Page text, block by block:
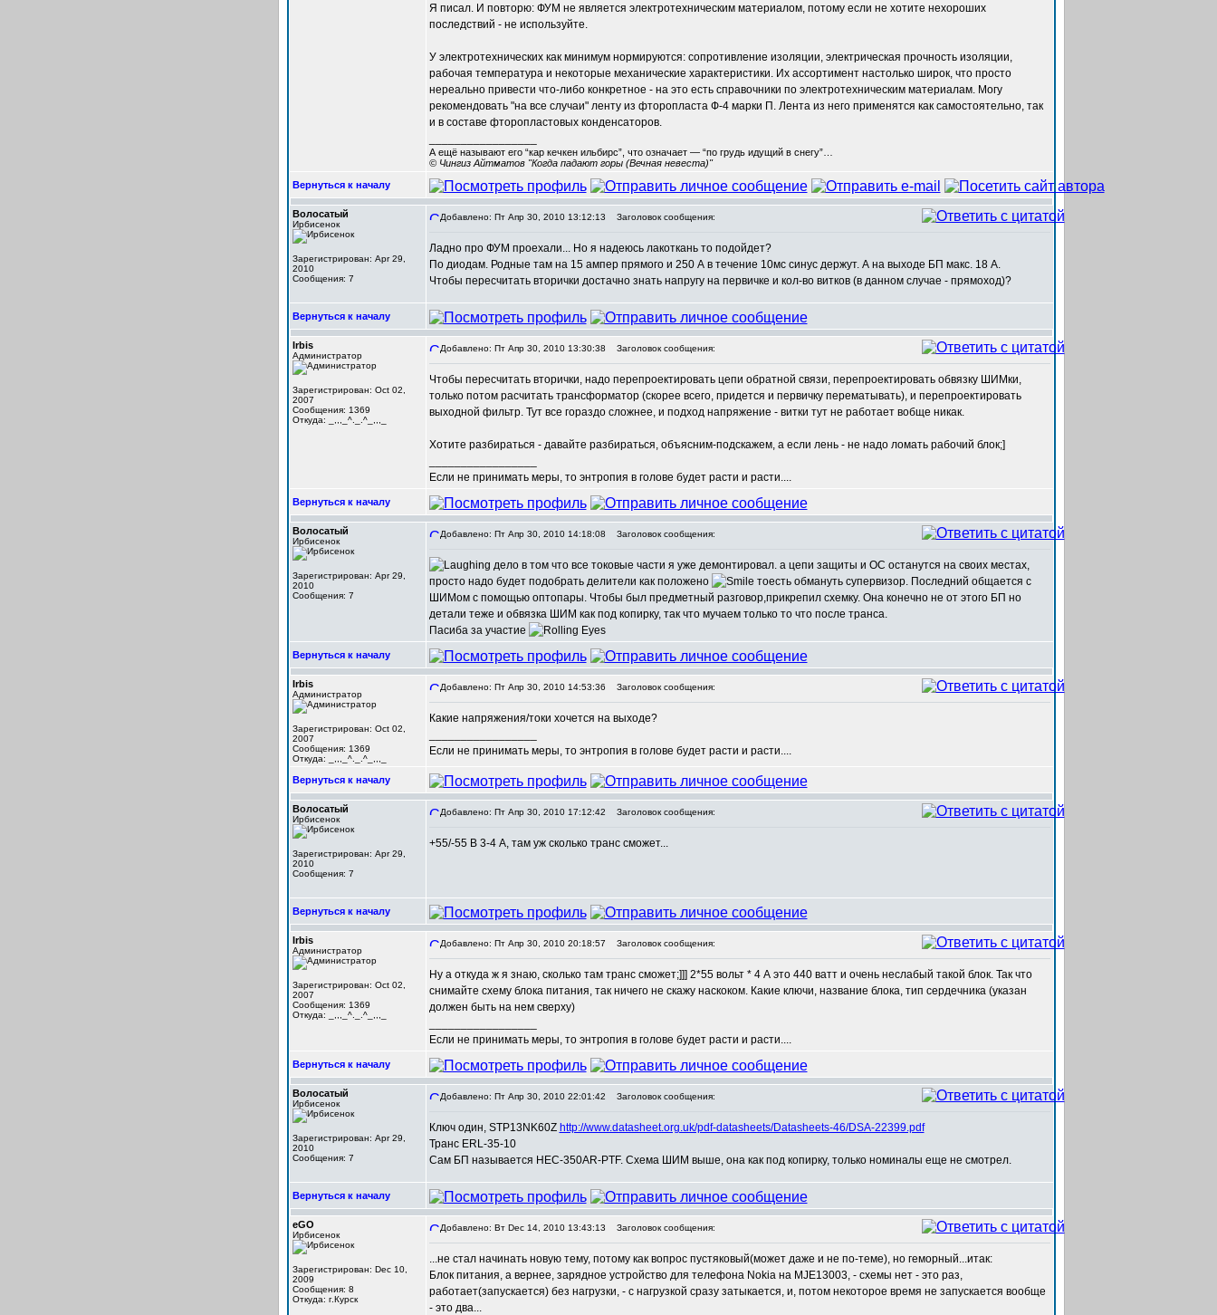
Я писал. И повторю: ФУМ не является электротехническим материалом, потому если не хотите нехороших
последствий - не используйте.
У электротехнических как минимум нормируются: сопротивление изоляции, электрическая прочность изоляции,
рабочая температура и некоторые механические характеристики. Их ассортимент настолько широк, что просто
нереально привести что-либо конкретное - на это есть справочники по электротехническим материалам. Могу
рекомендовать "на все случаи" ленту из фторопласта Ф-4 марки П. Лента из него применятся как самостоятельно, так
и в составе фторопластовых конденсаторов.
А ещё называют его “кар кечкен ильбирс”, что означает — “по грудь идущий в снегу”…
© Чингиз Айтматов "Когда падают горы (Вечная невеста)"
Вернуться к началу
Волосатый
Ирбисенок
Зарегистрирован: Apr 29,
2010
Сообщения: 7
Добавлено: Пт Апр 30, 2010 13:12:13 Заголовок сообщения:
Ладно про ФУМ проехали... Но я надеюсь лакоткань то подойдет?
По диодам. Родные там на 15 ампер прямого и 250 А в течение 10мс синус держут. А на выходе БП макс. 18 А.
Чтобы пересчитать вторички достачно знать напругу на первичке и кол-во витков (в данном случае - прямоход)?
Вернуться к началу
Irbis
Администратор
Зарегистрирован: Oct 02,
2007
Сообщения: 1369
Откуда: _,,,_^._.^_,,,_
Добавлено: Пт Апр 30, 2010 13:30:38 Заголовок сообщения:
Чтобы пересчитать вторички, надо перепроектировать цепи обратной связи, перепроектировать обвязку ШИМки,
только потом расчитать трансформатор (скорее всего, придется и первичку перематывать), и перепроектировать
выходной фильтр. Тут все гораздо сложнее, и подход напряжение - витки тут не работает вобще никак.
Хотите разбираться - давайте разбираться, объясним-подскажем, а если лень - не надо ломать рабочий блок;]
Если не принимать меры, то энтропия в голове будет расти и расти....
Вернуться к началу
Волосатый
Ирбисенок
Зарегистрирован: Apr 29,
2010
Сообщения: 7
Добавлено: Пт Апр 30, 2010 14:18:08 Заголовок сообщения:
дело в том что все токовые части я уже демонтировал. а цепи защиты и ОС останутся на своих местах,
просто надо будет подобрать делители как положено
тоесть обмануть супервизор. Последний общается с
ШИМом с помощью оптопары. Чтобы был предметный разговор,прикрепил схемку. Она конечно не от этого БП но
детали теже и обвязка ШИМ как под копирку, так что мучаем только то что после транса.
Пасиба за участие
Вернуться к началу
Irbis
Администратор
Зарегистрирован: Oct 02,
2007
Сообщения: 1369
Откуда: _,,,_^._.^_,,,_
Добавлено: Пт Апр 30, 2010 14:53:36 Заголовок сообщения:
Какие напряжения/токи хочется на выходе?
Если не принимать меры, то энтропия в голове будет расти и расти....
Вернуться к началу
Волосатый
Ирбисенок
Зарегистрирован: Apr 29,
2010
Сообщения: 7
Добавлено: Пт Апр 30, 2010 17:12:42 Заголовок сообщения:
+55/-55 В 3-4 А, там уж сколько транс сможет...
Вернуться к началу
Irbis
Администратор
Зарегистрирован: Oct 02,
2007
Сообщения: 1369
Откуда: _,,,_^._.^_,,,_
Добавлено: Пт Апр 30, 2010 20:18:57 Заголовок сообщения:
Ну а откуда ж я знаю, сколько там транс сможет;]]] 2*55 вольт * 4 А это 440 ватт и очень неслабый такой блок. Так что
снимайте схему блока питания, так ничего не скажу наскоком. Какие ключи, название блока, тип сердечника (указан
должен быть на нем сверху)
Если не принимать меры, то энтропия в голове будет расти и расти....
Вернуться к началу
Волосатый
Ирбисенок
Зарегистрирован: Apr 29,
2010
Сообщения: 7
Добавлено: Пт Апр 30, 2010 22:01:42 Заголовок сообщения:
Ключ один, STP13NK60Z http://www.datasheet.org.uk/pdf-datasheets/Datasheets-46/DSA-22399.pdf
Транс ERL-35-10
Сам БП называется HEC-350AR-PTF. Схема ШИМ выше, она как под копирку, только номиналы еще не смотрел.
Вернуться к началу
eGO
Ирбисенок
Зарегистрирован: Dec 10,
2009
Сообщения: 8
Откуда: г.Курск
Добавлено: Вт Dec 14, 2010 13:43:13 Заголовок сообщения:
...не стал начинать новую тему, потому как вопрос пустяковый(может даже и не по-теме), но геморный...итак:
Блок питания, а вернее, зарядное устройство для телефона Nokia на MJE13003, - схемы нет - это раз,
работает(запускается) без нагрузки, - с нагрузкой сразу затыкается, и, потом некоторое время не запускается вообще
- это два...